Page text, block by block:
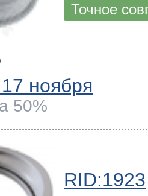
Точное
ноября
50%
RID:1923